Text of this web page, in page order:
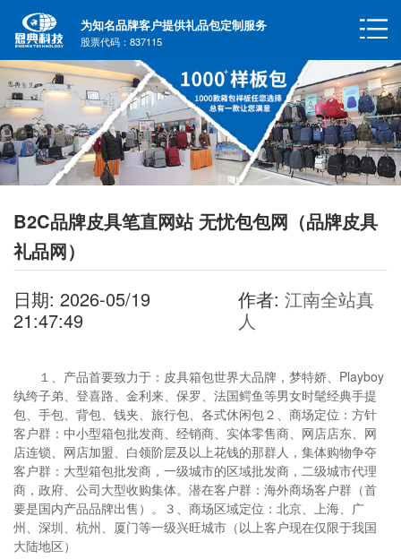
为知名品牌客户提供礼品包定制服务
股票代码：837115
B2C品牌皮具笔直网站 无忧包包网（品牌皮具
礼品网）
日期: 2026-05/19
21:47:49
作者: 江南全站真
人
１、产品首要致力于：皮具箱包世界大品牌，梦特娇、Playboy
纨绔子弟、登喜路、金利来、保罗、法国鳄鱼等男女时髦经典手提
包、手包、背包、钱夹、旅行包、各式休闲包２、商场定位：方针
客户群：中小型箱包批发商、经销商、实体零售商、网店店东、网
店连锁、网店加盟、白领阶层及以上花钱的那群人，集体购物争夺
客户群：大型箱包批发商，一级城市的区域批发商，二级城市代理
商，政府、公司大型收购集体。潜在客户群：海外商场客户群（首
要是国内产品品牌出售）。３、商场区域定位：北京、上海、广
州、深圳、杭州、厦门等一级兴旺城市（以上客户现在仅限于我国
大陆地区）